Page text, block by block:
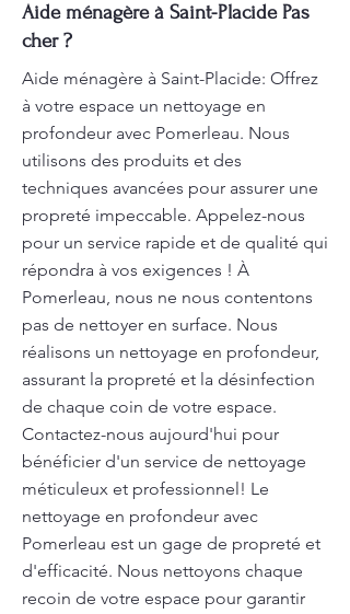
Aide ménagère à Saint-Placide Pas
cher ?
Aide ménagère à Saint-Placide: Offrez
à votre espace un nettoyage en
profondeur avec Pomerleau. Nous
utilisons des produits et des
techniques avancées pour assurer une
propreté impeccable. Appelez-nous
pour un service rapide et de qualité qui
répondra à vos exigences ! À
Pomerleau, nous ne nous contentons
pas de nettoyer en surface. Nous
réalisons un nettoyage en profondeur,
assurant la propreté et la désinfection
de chaque coin de votre espace.
Contactez-nous aujourd'hui pour
bénéficier d'un service de nettoyage
méticuleux et professionnel! Le
nettoyage en profondeur avec
Pomerleau est un gage de propreté et
d'efficacité. Nous nettoyons chaque
recoin de votre espace pour garantir